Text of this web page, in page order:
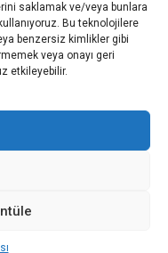
saklamak ve/veya bunlara
Bu teknolojilere
benzersiz kimlikler gibi
veya onayı geri
etkileyebilir.